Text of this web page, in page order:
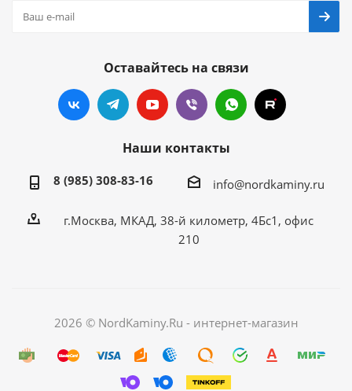
Оставайтесь на связи
Наши контакты
8 (985) 308-83-16 info@nordkaminy.ru
г.Москва, МКАД, 38-й километр, 4Бс1, офис
210
2026 © NordKaminy.Ru - интернет-магазин